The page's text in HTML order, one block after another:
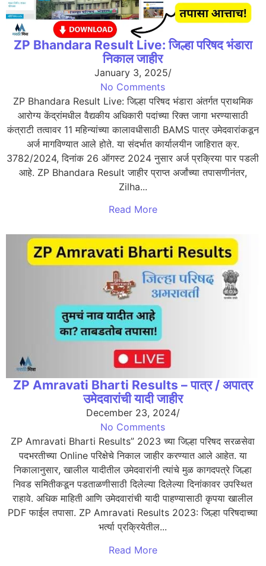
ZP Bhandara Result Live: जिल्हा परिषद भंडारा
निकाल जाहीर
January 3, 2025/
No Comments
ZP Bhandara Result Live: जिल्हा परिषद भंडारा अंतर्गत प्राथमिक
आरोग्य केंद्रांमधील वैद्यकीय अधिकारी पदांच्या रिक्त जागा भरण्यासाठी
कंत्राटी तत्वावर 11 महिन्यांच्या कालावधीसाठी BAMS पात्र उमेदवारांकडून
अर्ज मागविण्यात आले होते. या संदर्भात कार्यालयीन जाहिरात क्र.
3782/2024, दिनांक 26 ऑगस्ट 2024 नुसार अर्ज प्रक्रिया पार पडली
आहे. ZP Bhandara Result जाहीर प्राप्त अर्जांच्या तपासणीनंतर,
Zilha...
Read More
ZP Amravati Bharti Results – पात्र / अपात्र
उमेदवारांची यादी जाहीर
December 23, 2024/
No Comments
ZP Amravati Bharti Results” 2023 च्या जिल्हा परिषद सरळसेवा
पदभरतीच्या Online परिक्षेचे निकाल जाहीर करण्यात आले आहेत. या
निकालानुसार, खालील यादीतील उमेदवारांनी त्यांचे मुळ कागदपत्रे जिल्हा
निवड समितीकडून पडताळणीसाठी दिलेल्या दिलेल्या दिनांकावर उपस्थित
राहावे. अधिक माहिती आणि उमेदवारांची यादी पाहण्यासाठी कृपया खालील
PDF फाईल तपासा. ZP Amravati Results 2023: जिल्हा परिषदाच्या
भर्त्या प्रक्रियेतील...
Read More